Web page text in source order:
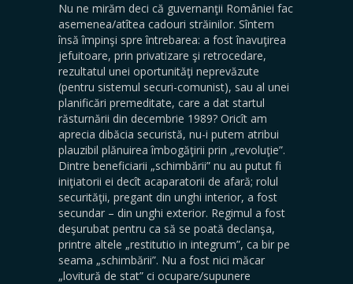
Nu ne mirăm deci că guvernanţii României fac
asemenea/atîtea cadouri străinilor. Sîntem
însă împinşi spre întrebarea: a fost înavuţirea
jefuitoare, prin privatizare şi retrocedare,
rezultatul unei oportunităţi neprevăzute
(pentru sistemul securi-comunist), sau al unei
planificări premeditate, care a dat startul
răsturnării din decembrie 1989? Oricît am
aprecia dibăcia securistă, nu-i putem atribui
plauzibil plănuirea îmbogăţirii prin „revoluţie”.
Dintre beneficiarii „schimbării” nu au putut fi
iniţiatorii ei decît acaparatorii de afară; rolul
securităţii, pregant din unghi interior, a fost
secundar – din unghi exterior. Regimul a fost
deşurubat pentru ca să se poată declanşa,
printre altele „restitutio in integrum”, ca bir pe
seama „schimbării”. Nu a fost nici măcar
„lovitură de stat” ci ocupare/supunere